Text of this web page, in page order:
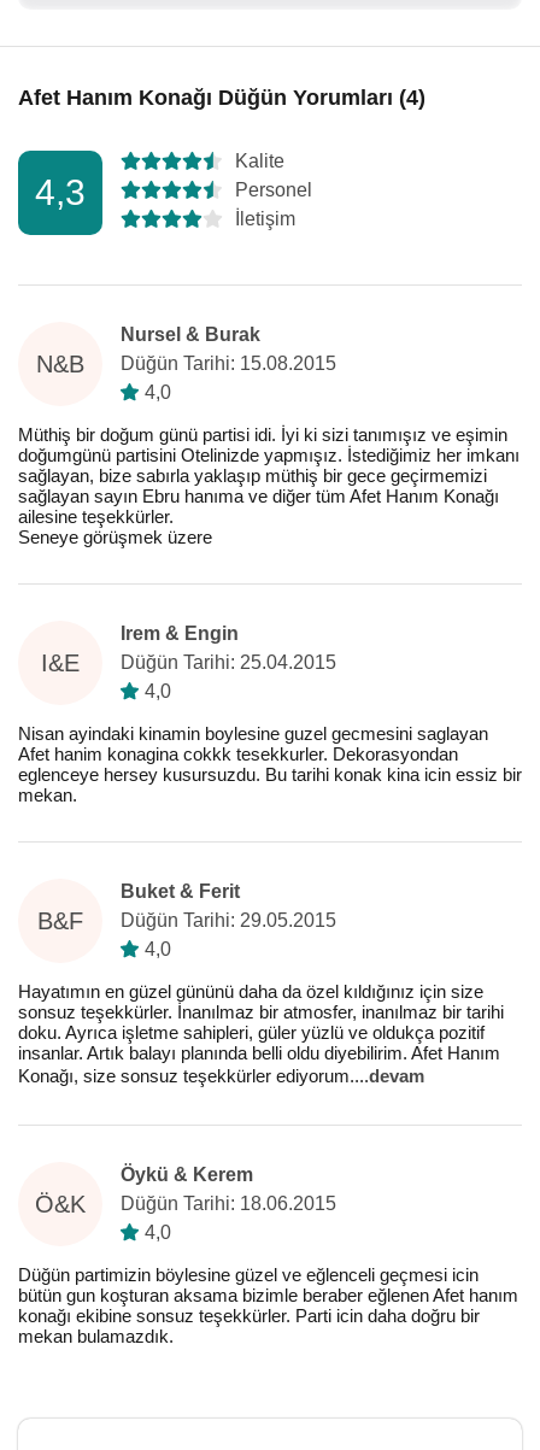
Afet Hanım Konağı Düğün Yorumları (4)
4,3
Kalite
Personel
İletişim
N&B
Nursel & Burak
Düğün Tarihi: 15.08.2015
4,0
Müthiş bir doğum günü partisi idi. İyi ki sizi tanımışız ve eşimin
doğumgünü partisini Otelinizde yapmışız. İstediğimiz her imkanı
sağlayan, bize sabırla yaklaşıp müthiş bir gece geçirmemizi
sağlayan sayın Ebru hanıma ve diğer tüm Afet Hanım Konağı
ailesine teşekkürler.
Seneye görüşmek üzere
I&E
Irem & Engin
Düğün Tarihi: 25.04.2015
4,0
Nisan ayindaki kinamin boylesine guzel gecmesini saglayan
Afet hanim konagina cokkk tesekkurler. Dekorasyondan
eglenceye hersey kusursuzdu. Bu tarihi konak kina icin essiz bir
mekan.
B&F
Buket & Ferit
Düğün Tarihi: 29.05.2015
4,0
Hayatımın en güzel gününü daha da özel kıldığınız için size
sonsuz teşekkürler. İnanılmaz bir atmosfer, inanılmaz bir tarihi
doku. Ayrıca işletme sahipleri, güler yüzlü ve oldukça pozitif
insanlar. Artık balayı planında belli oldu diyebilirim. Afet Hanım
Konağı, size sonsuz teşekkürler ediyorum....devam
Ö&K
Öykü & Kerem
Düğün Tarihi: 18.06.2015
4,0
Düğün partimizin böylesine güzel ve eğlenceli geçmesi icin
bütün gun koşturan aksama bizimle beraber eğlenen Afet hanım
konağı ekibine sonsuz teşekkürler. Parti icin daha doğru bir
mekan bulamazdık.